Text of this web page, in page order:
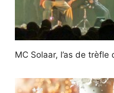
MC Solaar, l’as de